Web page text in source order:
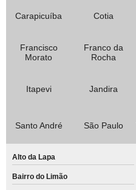
Carapicuíba Cotia
Francisco
Morato
Franco da
Rocha
Itapevi Jandira
Santo André São Paulo
Alto da Lapa
Bairro do Limão